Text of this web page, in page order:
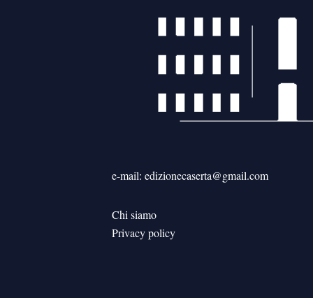
e-mail: edizionecaserta@gmail.com
Chi siamo
Privacy policy